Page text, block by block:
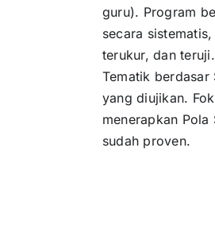
guru). Program
secara
terukur, dan
Tematik berdasar
yang diujikan.
menerapkan Pola
sudah proven.